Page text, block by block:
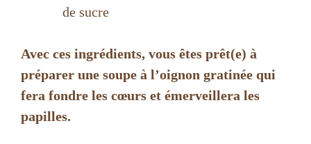
de sucre
Avec ces ingrédients, vous êtes prêt(e) à
préparer une soupe à l’oignon gratinée qui
fera fondre les cœurs et émerveillera les
papilles.